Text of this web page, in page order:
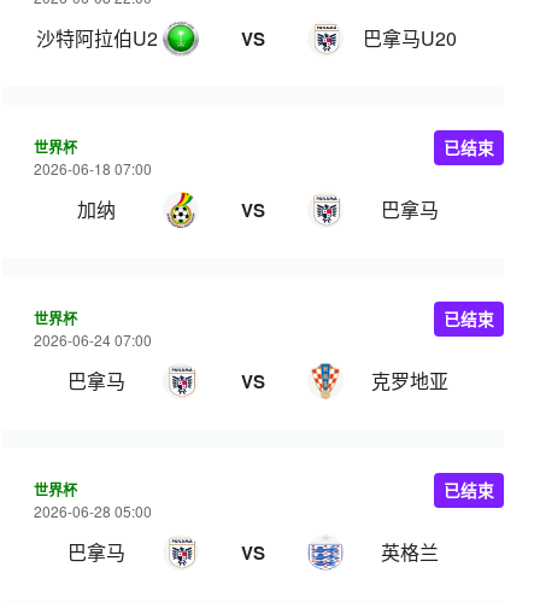
沙特阿拉伯U20 VS 巴拿马U20
世界杯
2026-06-18 07:00
加纳 VS 巴拿马
已结束
世界杯
2026-06-24 07:00
巴拿马 VS 克罗地亚
已结束
世界杯
2026-06-28 05:00
巴拿马 VS 英格兰
已结束